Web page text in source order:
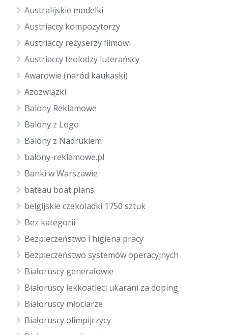
Australijskie modelki
Austriaccy kompozytorzy
Austriaccy reżyserzy filmowi
Austriaccy teolodzy luterańscy
Awarowie (naród kaukaski)
Azozwiązki
Balony Reklamowe
Balony z Logo
Balony z Nadrukiem
balony-reklamowe.pl
Banki w Warszawie
bateau boat plans
belgijskie czekoladki 1750 sztuk
Bez kategorii
Bezpieczeństwo i higiena pracy
Bezpieczeństwo systemów operacyjnych
Białoruscy generałowie
Białoruscy lekkoatleci ukarani za doping
Białoruscy młociarze
Białoruscy olimpijczycy